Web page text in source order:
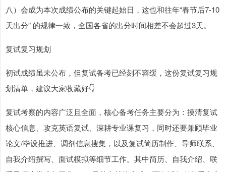
八）会成为本次成绩公布的关键起始日，这也和往年“春节后7-10
天出分” 的规律一致，全国各省的出分时间相差不会超过3天。
复试复习规划
初试成绩虽未公布，但复试备考已经刻不容缓，这份复试复习规
划清单，建议大家收藏好👇
复试考察的内容广泛且全面，核心备考任务主要分为：摸清复试
核心信息、攻克英语复试、深耕专业课复习，同时还要兼顾毕业
论文/毕设推进、调剂信息搜集，以及复试简历制作、导师联系、
自我介绍撰写、面试模拟等细节工作。其中简历、自我介绍、联